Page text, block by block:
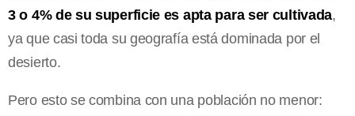
3 o 4% de su superficie es apta para ser cultivada,
ya que casi toda su geografía está dominada por el
desierto.
Pero esto se combina con una población no menor: